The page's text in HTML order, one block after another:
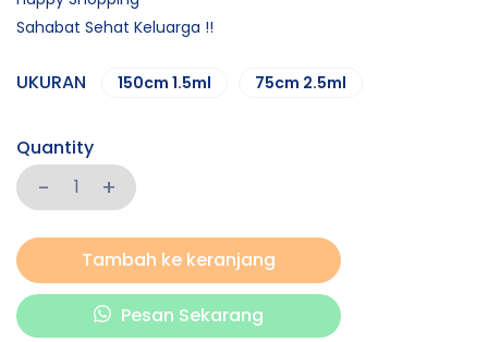
Sahabat Sehat Keluarga !!
UKURAN 150cm 1.5ml 75cm 2.5ml
Quantity
Tambah ke keranjang
Pesan Sekarang